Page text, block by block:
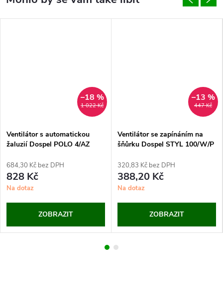
1 022 Kč
–18 %
Ventilátor s automatickou
žaluzií Dospel POLO 4/AZ
684,30 Kč bez DPH
828 Kč
Na dotaz
ZOBRAZIT
447 Kč
–13 %
Ventilátor se zapínáním na
šňůrku Dospel STYL 100/W/P
320,83 Kč bez DPH
388,20 Kč
Na dotaz
ZOBRAZIT